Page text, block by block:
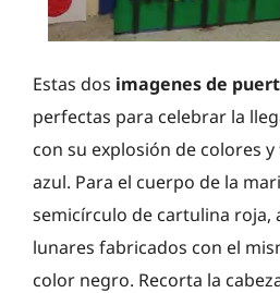
Estas dos imagenes de
perfectas para celebrar la
con su explosión de colores
azul. Para el cuerpo de la
semicírculo de cartulina roja,
lunares fabricados con el
color negro. Recorta la